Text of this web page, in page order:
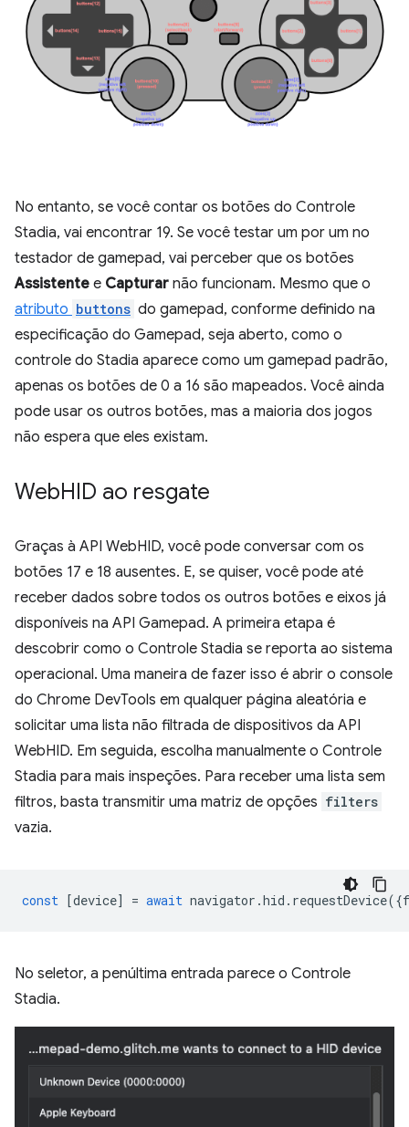
No entanto, se você contar os botões do Controle
Stadia, vai encontrar 19. Se você testar um por um no
testador de gamepad, vai perceber que os botões
Assistente e Capturar não funcionam. Mesmo que o
atributo buttons do gamepad, conforme definido na
especificação do Gamepad, seja aberto, como o
controle do Stadia aparece como um gamepad padrão,
apenas os botões de 0 a 16 são mapeados. Você ainda
pode usar os outros botões, mas a maioria dos jogos
não espera que eles existam.
WebHID ao resgate
Graças à API WebHID, você pode conversar com os
botões 17 e 18 ausentes. E, se quiser, você pode até
receber dados sobre todos os outros botões e eixos já
disponíveis na API Gamepad. A primeira etapa é
descobrir como o Controle Stadia se reporta ao sistema
operacional. Uma maneira de fazer isso é abrir o console
do Chrome DevTools em qualquer página aleatória e
solicitar uma lista não filtrada de dispositivos da API
WebHID. Em seguida, escolha manualmente o Controle
Stadia para mais inspeções. Para receber uma lista sem
filtros, basta transmitir uma matriz de opções filters
vazia.
const [device] = await navigator .hid . requestDevice({
No seletor, a penúltima entrada parece o Controle
Stadia.